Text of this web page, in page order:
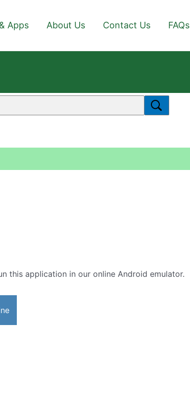
Apps About Us Contact Us FAQs
this application in our online Android emulator.